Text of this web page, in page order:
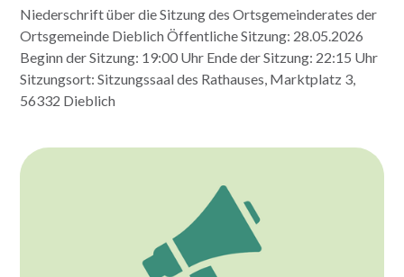
Niederschrift über die Sitzung des Ortsgemeinderates der
Ortsgemeinde Dieblich Öffentliche Sitzung: 28.05.2026
Beginn der Sitzung: 19:00 Uhr Ende der Sitzung: 22:15 Uhr
Sitzungsort: Sitzungssaal des Rathauses, Marktplatz 3,
56332 Dieblich